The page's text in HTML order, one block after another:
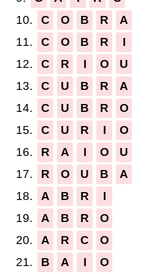
10.
C O B R
A
11.
C O B R
I
12.
C R I O
U
13.
C U B R
A
14.
C U B R
O
15.
C U R I
O
16.
R A I O
U
17.
R O U B
A
18.
A B R
I
19.
A B R
O
20.
A R C
O
21.
B A I O